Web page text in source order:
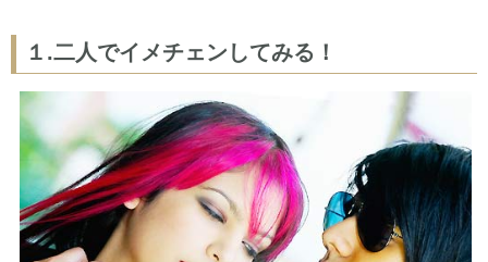
１.二人でイメチェンしてみる！